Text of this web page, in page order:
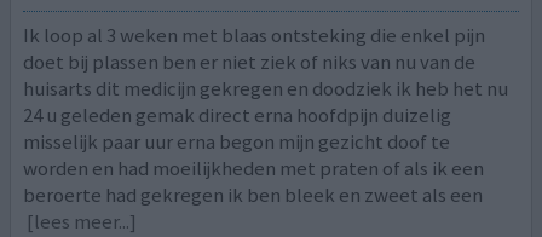
Ik loop al 3 weken met blaas ontsteking die enkel pijn
doet bij plassen ben er niet ziek of niks van nu van de
huisarts dit medicijn gekregen en doodziek ik heb het nu
24 u geleden gemak direct erna hoofdpijn duizelig
misselijk paar uur erna begon mijn gezicht doof te
worden en had moeilijkheden met praten of als ik een
beroerte had gekregen ik ben bleek en zweet als een
[lees meer...]